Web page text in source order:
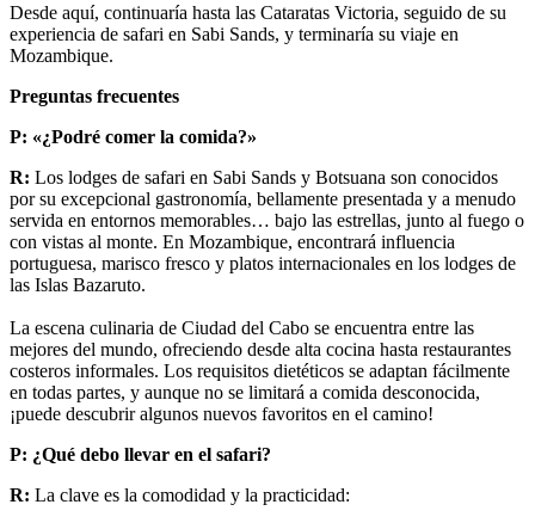
Desde aquí, continuaría hasta las Cataratas Victoria, seguido de su
experiencia de safari en Sabi Sands, y terminaría su viaje en
Mozambique.
Preguntas frecuentes
P: «¿Podré comer la comida?»
R: Los lodges de safari en Sabi Sands y Botsuana son conocidos
por su excepcional gastronomía, bellamente presentada y a menudo
servida en entornos memorables… bajo las estrellas, junto al fuego o
con vistas al monte. En Mozambique, encontrará influencia
portuguesa, marisco fresco y platos internacionales en los lodges de
las Islas Bazaruto.
La escena culinaria de Ciudad del Cabo se encuentra entre las
mejores del mundo, ofreciendo desde alta cocina hasta restaurantes
costeros informales. Los requisitos dietéticos se adaptan fácilmente
en todas partes, y aunque no se limitará a comida desconocida,
¡puede descubrir algunos nuevos favoritos en el camino!
P: ¿Qué debo llevar en el safari?
R: La clave es la comodidad y la practicidad: